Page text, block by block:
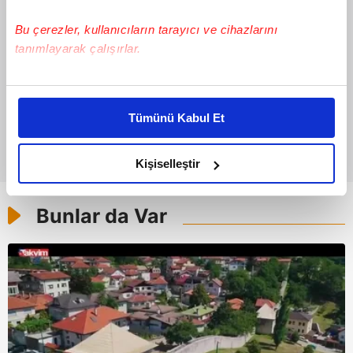
Bu çerezler, kullanıcıların tarayıcı ve cihazlarını
tanımlayarak çalışırlar.
Bu çerezlere izin vermeniz halinde sizlere özel
daha iyi reklam deneyimi yaşatabiliriz. Bunu yaparken
amacımızın size daha iyi bir reklam deneyimi sunmak
olduğunu ve sizlere en iyi içerikleri sunabilmek adına
elimizden gelen çabayı gösterdiğimizi ve bu noktada,
reklamların maliyetlerimizi karşılamak noktasında tek gelir
kalemimiz olduğunu sizlere hatırlatmak isteriz.
Her halükârda, kullanıcılar, bu çerezlere izin vermedikleri
takdirde, kullanıcılara hedefli reklamlar
gösterilmeyecektir."
Sizlere daha iyi bir hizmet sunabilmek için İnternet
Tümünü Kabul Et
Kişiselleştir
Bunlar da Var